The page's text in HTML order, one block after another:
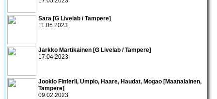
Sara [G Livelab / Tampere]
11.05.2023
Jarkko Martikainen [G Livelab / Tampere]
17.04.2023
Jooklo Finferli, Umpio, Haare, Haudat, Mogao [Maanalainen,
Tampere]
09.02.2023